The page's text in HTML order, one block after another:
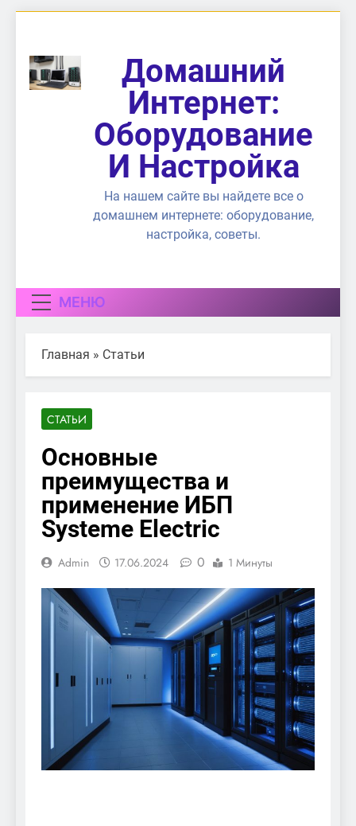
содержимому
Домашний
Интернет:
Оборудование
И Настройка
На нашем сайте вы найдете все о
домашнем интернете: оборудование,
настройка, советы.
МЕНЮ
Главная » Статьи
СТАТЬИ
Основные
преимущества и
применение ИБП
Systeme Electric
Admin 17.06.2024 0 1 Минуты